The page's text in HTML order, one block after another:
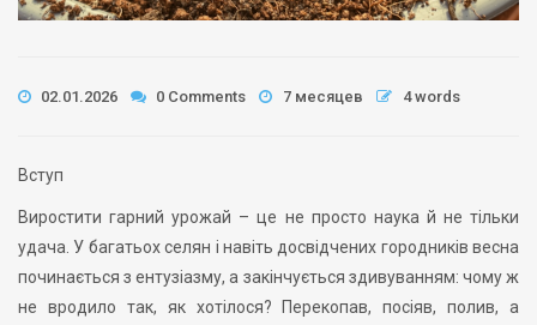
02.01.2026 0 Comments 7 месяцев 4 words
Вступ
Виростити гарний урожай – це не просто наука й не тільки
удача. У багатьох селян і навіть досвідчених городників весна
починається з ентузіазму, а закінчується здивуванням: чому ж
не вродило так, як хотілося? Перекопав, посіяв, полив, а